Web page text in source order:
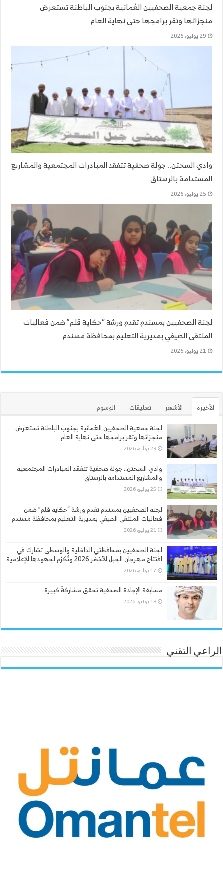
لجنة جمعية الصحفيين العُمانية بجنوب الباطنة تستعرض
منجزاتها وتقر برامجها حتى نهاية العام
29 يوليو، 2026
وادي السحتن.. جولة صحفية تتفقد المبادرات المجتمعية والمشاريع
المستدامة بالرستاق
25 يوليو، 2026
لجنة الصحفيين بمسندم تقدم ورشة “حكاية قلم” ضمن فعاليات
الملتقى الصيفي بمديرية التعليم بمحافظة مسندم
21 يوليو، 2026
الأخيرة الأشهر تعليقات
الوسوم
لجنة جمعية الصحفيين العُمانية بجنوب الباطنة تستعرض
منجزاتها وتقر برامجها حتى نهاية العام
29 يوليو، 2026
وادي السحتن.. جولة صحفية تتفقد المبادرات المجتمعية
والمشاريع المستدامة بالرستاق
25 يوليو، 2026
لجنة الصحفيين بمسندم تقدم ورشة “حكاية قلم” ضمن
فعاليات الملتقى الصيفي بمديرية التعليم بمحافظة مسندم
21 يوليو، 2026
لجنة الصحفيين بمحافظتي الداخلية والوسطى تشارك في
افتتاح مهرجان الجبل الأخضر 2026 وتُكرَّم لجهودها الإعلامية
17 يوليو، 2026
مسابقة الإجادة الصحفية تحقق مشاركةً كبيرة .
18 يونيو، 2026
الراعي التقني